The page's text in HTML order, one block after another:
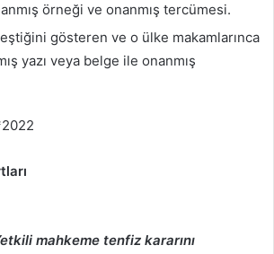
örneği ve onanmış tercümesi.
gösteren ve o ülke makamlarınca
yazı veya belge ile onanmış
mahkeme tenfiz kararını